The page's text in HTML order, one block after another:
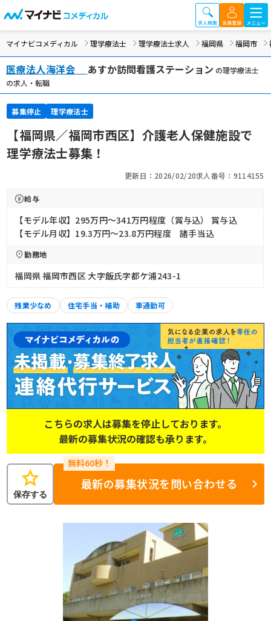
マイナビコメディカル 理学療法士 理学療法士求人 福岡県 福岡市
医療法人海洋会 あすか訪問看護ステーション の理学療法士
の求人・転職
募集停止 理学療法士
【福岡県／福岡市西区】介護老人保健施設で
理学療法士募集！
更新日：2026/02/20求人番号：9114155
給与
【モデル年収】295万円〜341万円程度（賞与込） 賞与込
【モデル月収】19.3万円〜23.8万円程度 諸手当込
勤務地
福岡県 福岡市西区 大字飯氏字都ケ浦243-1
残業少なめ 住宅手当・補助 車通勤可
こちらの求人は募集を停止しております。
最新の募集状況の確認も承ります。
star
保存する
最新の募集状況を問い合わせる